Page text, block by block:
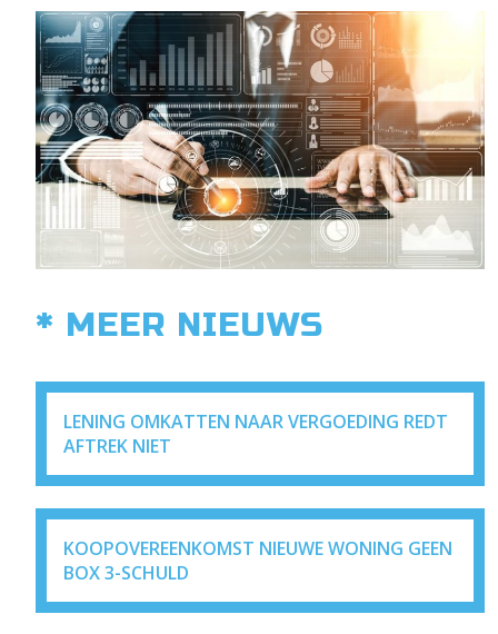
* MEER NIEUWS
LENING OMKATTEN NAAR VERGOEDING REDT
AFTREK NIET
KOOPOVEREENKOMST NIEUWE WONING GEEN
BOX 3-SCHULD